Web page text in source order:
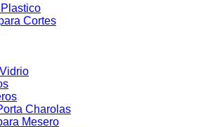
Cortes
Charolas
Mesero